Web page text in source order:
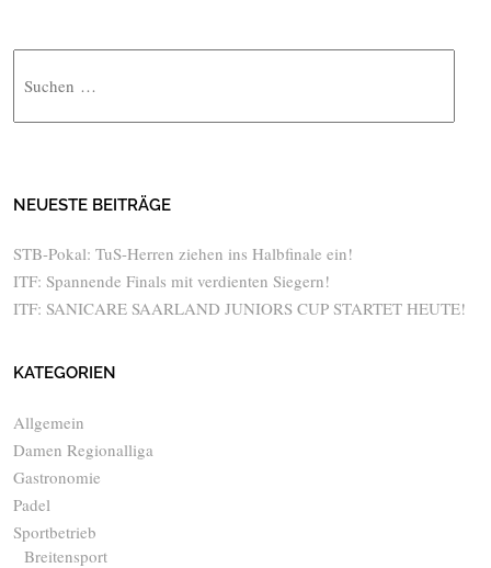
NEUESTE BEITRÄGE
STB-Pokal: TuS-Herren ziehen ins Halbfinale ein!
ITF: Spannende Finals mit verdienten Siegern!
ITF: SANICARE SAARLAND JUNIORS CUP STARTET HEUTE!
KATEGORIEN
Allgemein
Damen Regionalliga
Gastronomie
Padel
Sportbetrieb
Breitensport